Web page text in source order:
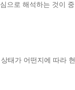
으로 해석하는 것이 중
태가 어떤지에 따라 현